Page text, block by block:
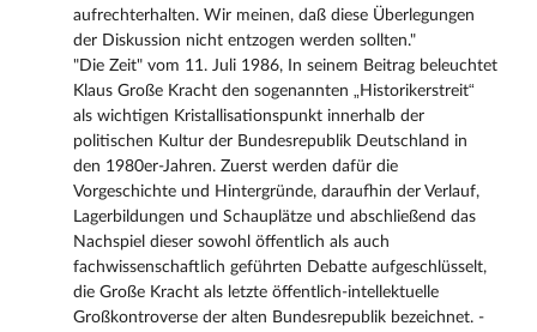
aufrechterhalten. Wir meinen, daß diese Überlegungen
der Diskussion nicht entzogen werden sollten."
"Die Zeit" vom 11. Juli 1986, In seinem Beitrag beleuchtet
Klaus Große Kracht den sogenannten „Historikerstreit“
als wichtigen Kristallisationspunkt innerhalb der
politischen Kultur der Bundesrepublik Deutschland in
den 1980er-Jahren. Zuerst werden dafür die
Vorgeschichte und Hintergründe, daraufhin der Verlauf,
Lagerbildungen und Schauplätze und abschließend das
Nachspiel dieser sowohl öffentlich als auch
fachwissenschaftlich geführten Debatte aufgeschlüsselt,
die Große Kracht als letzte öffentlich-intellektuelle
Großkontroverse der alten Bundesrepublik bezeichnet. -